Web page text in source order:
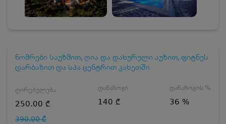
ნომრები საუზმით, ღია და დახურული აუზით, ფიტნეს
დარბაზით და სპა ცენტრით კახეთში
ღირებულება
250.00 ₾
390.00 ₾
დანაზოგი
140 ₾
დანაზოგის %
36 %